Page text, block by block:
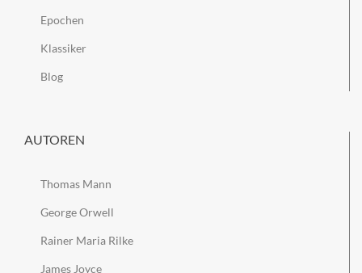
Epochen
Klassiker
Blog
AUTOREN
Thomas Mann
George Orwell
Rainer Maria Rilke
James Joyce